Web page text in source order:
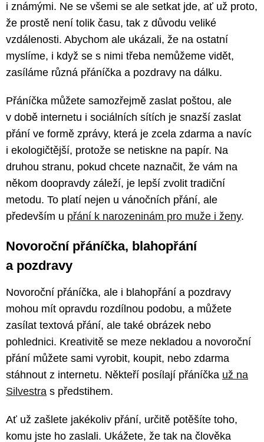
i známými. Ne se všemi se ale setkat jde, ať už proto,
že prostě není tolik času, tak z důvodu veliké
vzdálenosti. Abychom ale ukázali, že na ostatní
myslíme, i když se s nimi třeba nemůžeme vidět,
zasíláme různá přáníčka a pozdravy na dálku.
Přáníčka můžete samozřejmě zaslat poštou, ale
v době internetu i sociálních sítích je snazší zaslat
přání ve formě zprávy, která je zcela zdarma a navíc
i ekologičtější, protože se netiskne na papír. Na
druhou stranu, pokud chcete naznačit, že vám na
někom doopravdy záleží, je lepší zvolit tradiční
metodu. To platí nejen u vánočních přání, ale
především u přání k narozeninám pro muže i ženy.
Novoroční přáníčka, blahopřání
a pozdravy
Novoroční přáníčka, ale i blahopřání a pozdravy
mohou mít opravdu rozdílnou podobu, a můžete
zasílat textová přání, ale také obrázek nebo
pohlednici. Kreativitě se meze nekladou a novoroční
přání můžete sami vyrobit, koupit, nebo zdarma
stáhnout z internetu. Někteří posílají přáníčka už na
Silvestra s předstihem.
Ať už zašlete jakékoliv přání, určitě potěšíte toho,
komu jste ho zaslali. Ukážete, že tak na člověka